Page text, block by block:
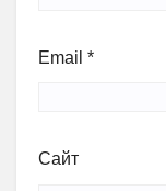
Email *
Сайт